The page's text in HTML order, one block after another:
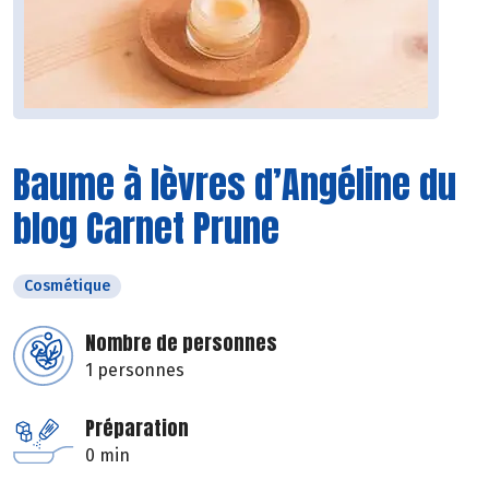
Baume à lèvres d’Angéline du
blog Carnet Prune
Cosmétique
Nombre de personnes
1 personnes
Préparation
0 min